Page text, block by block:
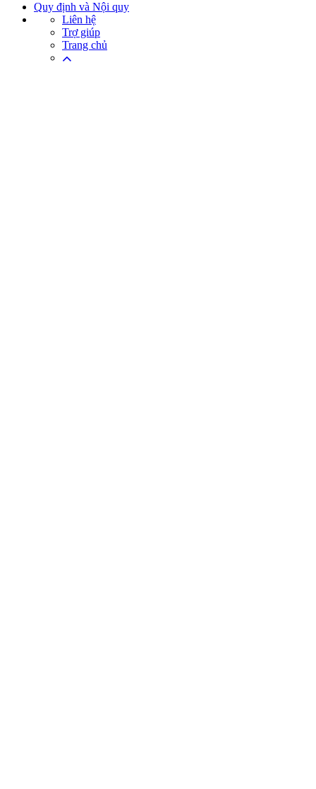
Quy định và Nội quy
Liên hệ
Trợ giúp
Trang chủ